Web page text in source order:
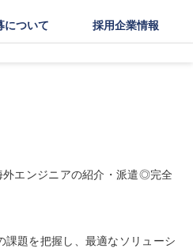
について 採用企業情報
エンジニアの紹介・派遣◎完全
課題を把握し、最適なソリューシ